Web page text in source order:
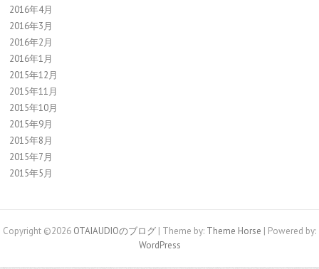
2016年4月
2016年3月
2016年2月
2016年1月
2015年12月
2015年11月
2015年10月
2015年9月
2015年8月
2015年7月
2015年5月
Copyright ©2026 OTAIAUDIOのブログ | Theme by: Theme Horse | Powered by:
WordPress